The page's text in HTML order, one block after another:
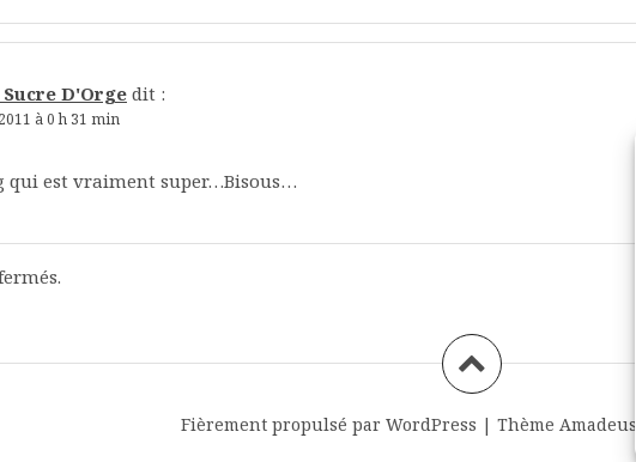
D'Orgedit :
à 0 h 31 min
qui est vraiment super…Bisous…
Fièrement propulsé par WordPress | Thème Amadeus